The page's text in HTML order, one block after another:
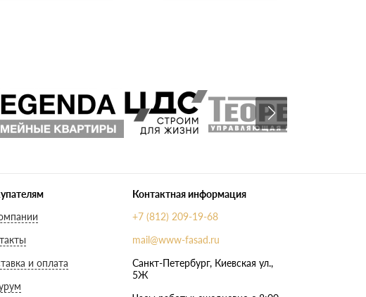
и оплата
Контактная информация
+7 (812) 209-19-68
mail@www-fasad.ru
Санкт-Петербург, ​Киевская ул.,
5Ж